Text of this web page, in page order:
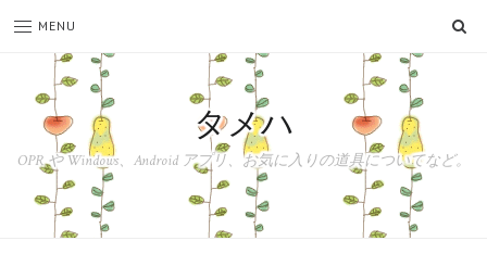
MENU
タメハ
OPR や Windows、Android アプリ、お気に入りの道具についてなど。